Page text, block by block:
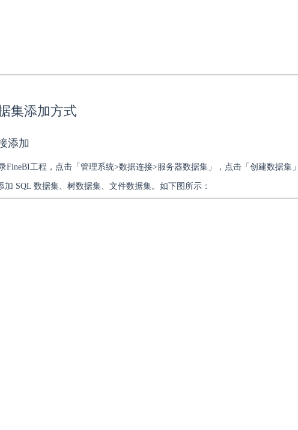
集添加方式
添加
FineBI工程，点击「管理系统>数据连接>服务器数据集」，点击「创建数据集」
加 SQL 数据集、树数据集、文件数据集。如下图所示：